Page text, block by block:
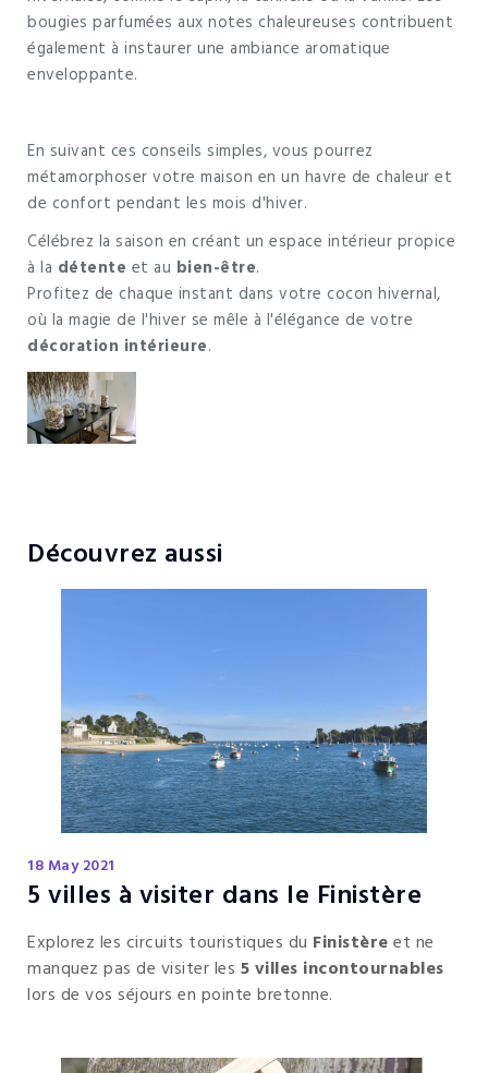
bougies parfumées aux notes chaleureuses contribuent
également à instaurer une ambiance aromatique
enveloppante.
En suivant ces conseils simples, vous pourrez
métamorphoser votre maison en un havre de chaleur et
de confort pendant les mois d'hiver.
Célébrez la saison en créant un espace intérieur propice
à la détente et au bien-être.
Profitez de chaque instant dans votre cocon hivernal,
où la magie de l'hiver se mêle à l'élégance de votre
décoration intérieure.
Découvrez aussi
18 May 2021
5 villes à visiter dans le Finistère
Explorez les circuits touristiques du Finistèreet ne
manquez pas de visiter les 5 villes incontournables
lors de vos séjours en pointe bretonne.